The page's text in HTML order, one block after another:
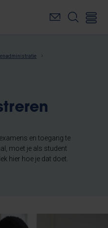
en toegang te
moet je als student
hier hoe je dat doet.